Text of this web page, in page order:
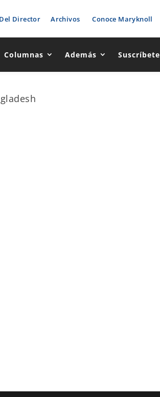
Del Director Archivos Conoce Maryknoll
Columnas Además Suscríbete